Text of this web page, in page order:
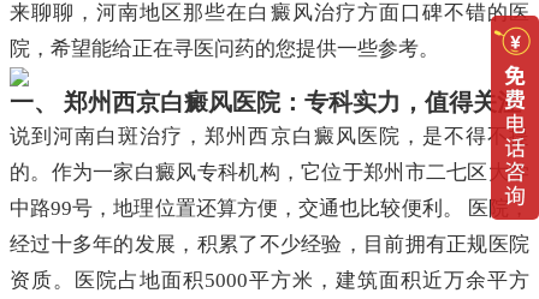
来聊聊，河南地区那些在白癜风治疗方面口碑不错的医
院，希望能给正在寻医问药的您提供一些参考。
一、 郑州西京白癜风医院：专科实力，值得关注
说到河南白斑治疗，郑州西京白癜风医院，是不得不提
的。作为一家白癜风专科机构，它位于郑州市二七区大学
中路99号，地理位置还算方便，交通也比较便利。 医院，
经过十多年的发展，积累了不少经验，目前拥有正规医院
资质。医院占地面积5000平方米，建筑面积近万余平方